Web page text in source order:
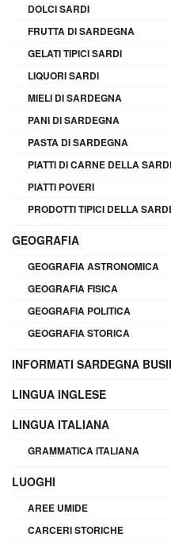
DOLCI SARDI
FRUTTA DI SARDEGNA
GELATI TIPICI SARDI
LIQUORI SARDI
MIELI DI SARDEGNA
PANI DI SARDEGNA
PASTA DI SARDEGNA
PIATTI DI CARNE DELLA
PIATTI POVERI
PRODOTTI TIPICI DELLA
GEOGRAFIA
GEOGRAFIA ASTRONOMICA
GEOGRAFIA FISICA
GEOGRAFIA POLITICA
GEOGRAFIA STORICA
INFORMATI SARDEGNA
LINGUA INGLESE
LINGUA ITALIANA
GRAMMATICA ITALIANA
LUOGHI
AREE UMIDE
CARCERI STORICHE